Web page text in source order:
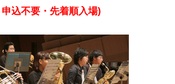
込不要・先着順入場)